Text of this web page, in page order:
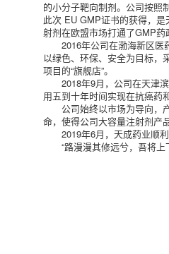
的小分子靶向制剂。公司按照
此次 EU GMP证书的获得，
射剂在欧盟市场打通了GMP
2016年公司在渤海新区医
以绿色、环保、安全为目标，
项目的“旗舰店”。
2018年9月，公司在天津
用五到十年时间实现在抗癌药
公司始终以市场为导向，
命，使得公司大容量注射剂产
2019年6月，天成药业顺
“路漫漫其修远兮，吾将